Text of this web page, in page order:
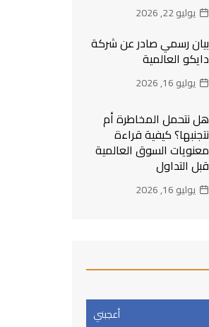
يوليو 22, 2026
بيان رسمي صادر عن شركة
دايكو العالمية
يوليو 16, 2026
هل نتحمل المخاطرة أم
نتجنبها؟ كيفية قراءة
معنويات السوق العالمية
قبل التداول
يوليو 16, 2026
أعجبني